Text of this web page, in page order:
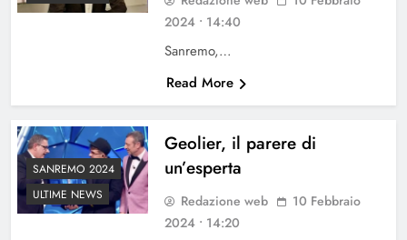
2024 • 14:40
Sanremo,…
Read More
SANREMO 2024
ULTIME NEWS
Geolier, il parere di
un’esperta
Redazione web
10 Febbraio
2024 • 14:20